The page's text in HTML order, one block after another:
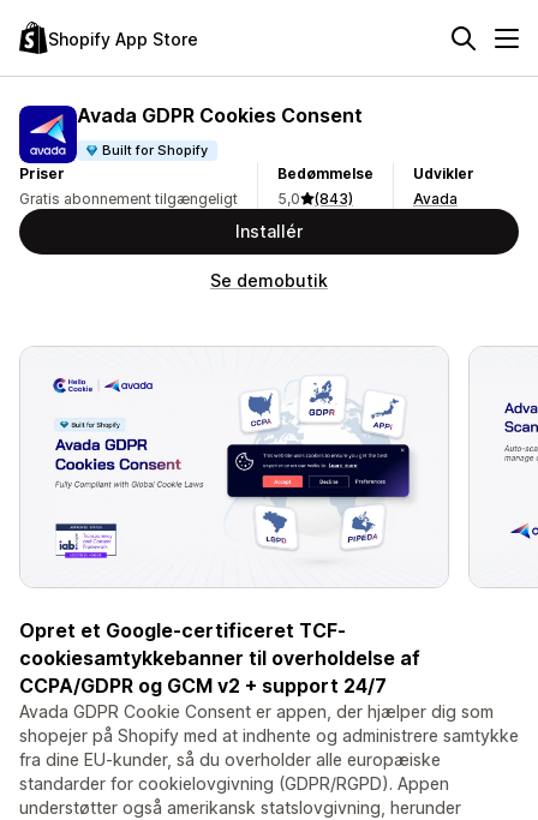
Shopify App Store
Avada GDPR Cookies Consent
Built for Shopify
Priser
Gratis abonnement tilgængeligt
Bedømmelse
5,0
(843)
Udvikler
Avada
Installér
Se demobutik
Opret et Google-certificeret TCF-
cookiesamtykkebanner til overholdelse af
CCPA/GDPR og GCM v2 + support 24/7
Avada GDPR Cookie Consent er appen, der hjælper dig som
shopejer på Shopify med at indhente og administrere samtykke
fra dine EU-kunder, så du overholder alle europæiske
standarder for cookielovgivning (GDPR/RGPD). Appen
understøtter også amerikansk statslovgivning, herunder